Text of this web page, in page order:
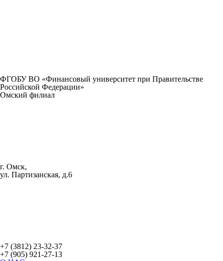
ФГОБУ ВО «Финансовый университет при Правительстве
Российской Федерации»
Омский филиал
г. Омск,
ул. Партизанская, д.6
+7 (3812) 23-32-37
+7 (905) 921-27-13